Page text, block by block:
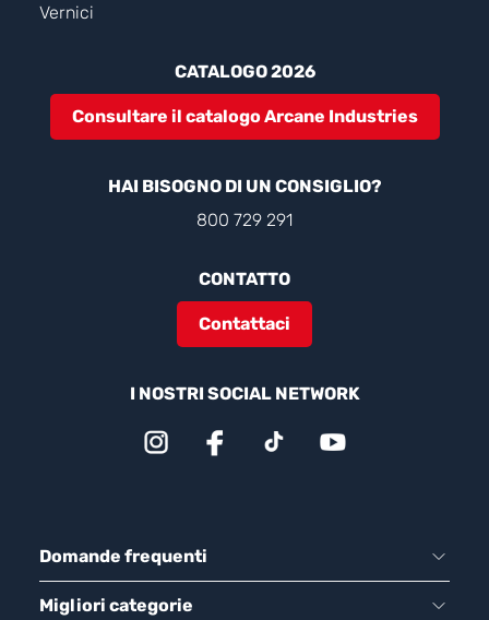
Vernici
CATALOGO 2026
Consultare il catalogo Arcane Industries
HAI BISOGNO DI UN CONSIGLIO?
800 729 291
CONTATTO
Contattaci
I NOSTRI SOCIAL NETWORK
Domande frequenti
Migliori categorie